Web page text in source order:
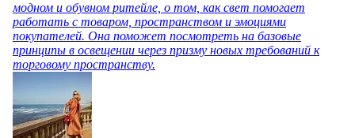
модном и обувном ритейле, о том, как свет помогает
работать с товаром, пространством и эмоциями
покупателей. Она поможет посмотреть на базовые
принципы в освещении через призму новых требований к
торговому пространству.